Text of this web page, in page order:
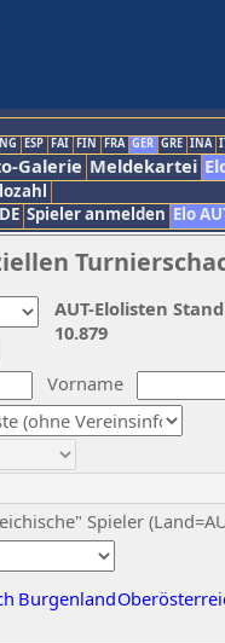
ESP FAI FIN FRA GER GRE INA
Galerie Meldekartei
Spieler anmelden Elo
Vorname
Spieler
Burgenland
AUT-Elolisten
10.879